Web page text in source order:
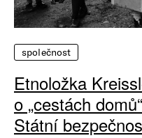
společnost
Etnoložka
o „cestách
Státní